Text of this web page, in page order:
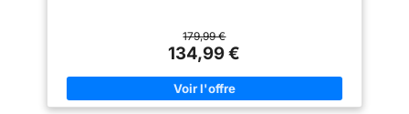
179,99 €
134,99 €